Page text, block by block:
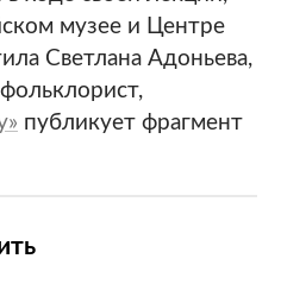
музее и Центре
Светлана Адоньева,
публикует фрагмент